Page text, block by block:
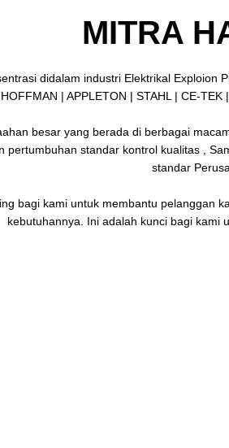
MITRA
didalam industri Elektrikal
| APPLETON | STAHL | CE-
besar yang berada di berbagai
standar kontrol kualitas ,
standar
bagi kami untuk membantu pelanggan
kebutuhannya. Ini adalah kunci bagi kami